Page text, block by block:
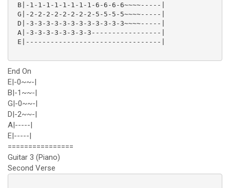
B|-1-1-1-1-1-1-1-1-6-6-6-6~~~~-----|
G|-2-2-2-2-2-2-2-2-5-5-5-5~~~~-----|
D|-3-3-3-3-3-3-3-3-3-3-3-3~~~~-----|
A|-3-3-3-3-3-3-3-3-----------------|
E|---------------------------------|
End On
E|-0~~-|
B|-1~~-|
G|-0~~-|
D|-2~~-|
A|-----|
E|-----|
================
Guitar 3 (Piano)
Second Verse